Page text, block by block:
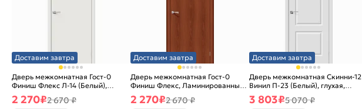
Доставим завтра
Дверь межкомнатная Гост-0
Финиш Флекс Л-14 (Белый),
глухая, каркасно-щитовая
2 270₽2 670 ₽
Доставим завтра
Дверь межкомнатная Гост-0
Финиш Флекс, Ламинированные
Л-11 (ИталОрех), глухая,
каркасно-щитовая
2 270₽2 670 ₽
Доставим завтра
Дверь межкомнатная Скинни-12
Винил П-23 (Белый), глухая,
скиновая
3 803₽5 070 ₽